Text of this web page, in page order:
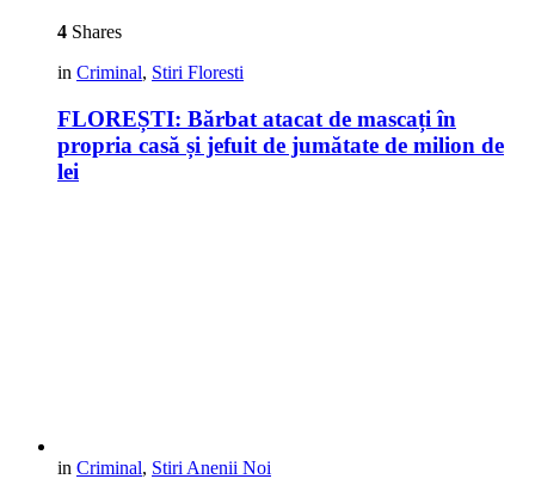
4 Shares
in Criminal, Stiri Floresti
FLOREȘTI: Bărbat atacat de mascați în
propria casă și jefuit de jumătate de milion de
lei
in Criminal, Stiri Anenii Noi